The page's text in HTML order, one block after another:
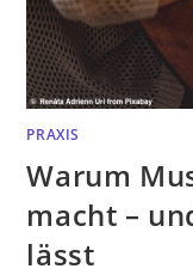
PRAXIS
Warum
macht –
lässt